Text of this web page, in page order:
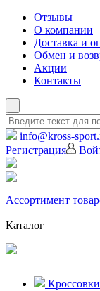
Отзывы
О компании
Доставка и
Обмен и
Акции
Контакты
info@kross-
Регистрация
Ассортимент
Каталог
Кроссовки